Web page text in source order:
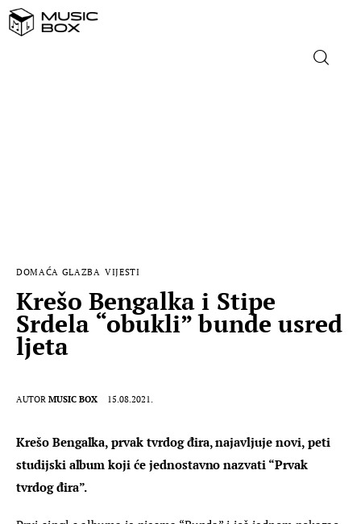
MUSIC BOX
DOMAĆA GLAZBA VIJESTI
Krešo Bengalka i Stipe
Srdela “obukli” bunde usred
ljeta
AUTOR MUSIC BOX 15.08.2021.
Krešo Bengalka, prvak tvrdog đira, najavljuje novi, peti
studijski album koji će jednostavno nazvati “Prvak
tvrdog đira”.